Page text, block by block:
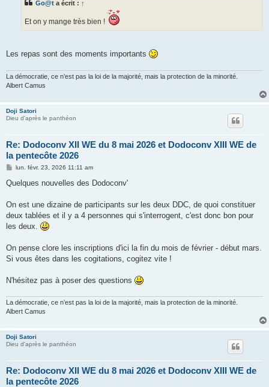
Go@t a écrit : ↑
Et on y mange très bien !
Les repas sont des moments importants
La démocratie, ce n’est pas la loi de la majorité, mais la protection de la minorité.
Albert Camus
Doji Satori
Dieu d'après le panthéon
Re: Dodoconv XII WE du 8 mai 2026 et Dodoconv XIII WE de
la pentecôte 2026
M
s
g
lun. févr. 23, 2026 11:11 am
Quelques nouvelles des Dodoconv'
On est une dizaine de participants sur les deux DDC, de quoi constituer
deux tablées et il y a 4 personnes qui s'interrogent, c'est donc bon pour
les deux.
On pense clore les inscriptions d'ici la fin du mois de février - début mars.
Si vous êtes dans les cogitations, cogitez vite !
N'hésitez pas à poser des questions
La démocratie, ce n’est pas la loi de la majorité, mais la protection de la minorité.
Albert Camus
Doji Satori
Dieu d'après le panthéon
Re: Dodoconv XII WE du 8 mai 2026 et Dodoconv XIII WE de
la pentecôte 2026